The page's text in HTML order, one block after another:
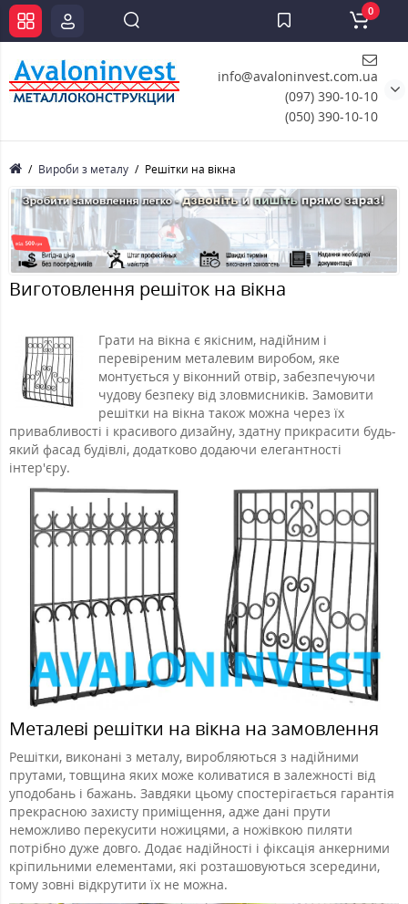
info@avaloninvest.com.ua
(097) 390-10-10
(050) 390-10-10
0
Вироби з металу Решітки на вікна
Виготовлення решіток на вікна
Грати на вікна є якісним, надійним і
перевіреним металевим виробом, яке
монтується у віконний отвір, забезпечуючи
чудову безпеку від зловмисників. Замовити
решітки на вікна також можна через їх
привабливості і красивого дизайну, здатну прикрасити будь-
який фасад будівлі, додатково додаючи елегантності
інтер'єру.
Металеві решітки на вікна на замовлення
Решітки, виконані з металу, виробляються з надійними
прутами, товщина яких може коливатися в залежності від
уподобань і бажань. Завдяки цьому спостерігається гарантія
прекрасною захисту приміщення, адже дані прути
неможливо перекусити ножицями, а ножівкою пиляти
потрібно дуже довго. Додає надійності і фіксація анкерними
кріпильними елементами, які розташовуються зсередини,
тому зовні відкрутити їх не можна.